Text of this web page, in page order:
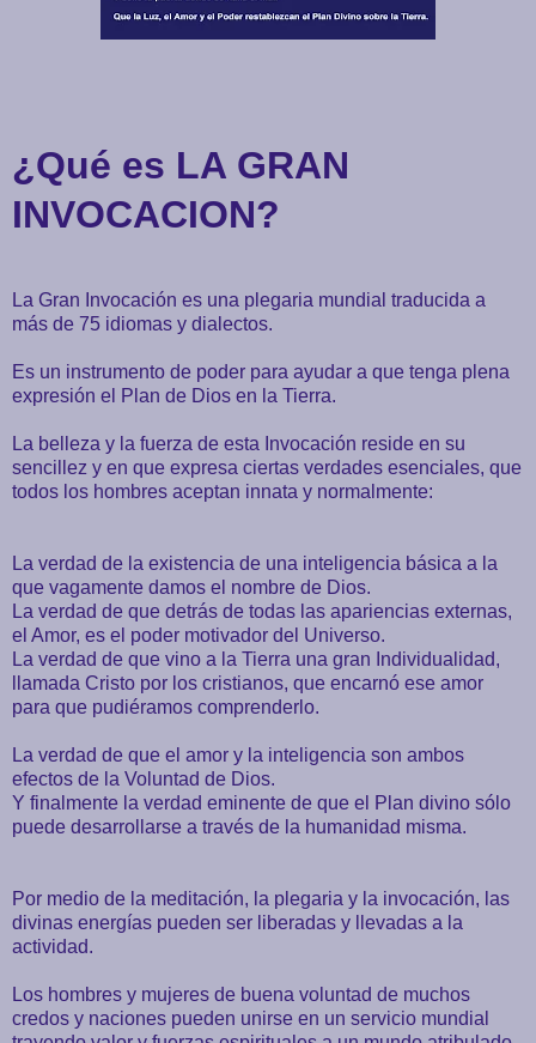
¿Qué es LA GRAN
INVOCACION?
La Gran Invocación es una plegaria mundial traducida a
más de 75 idiomas y dialectos.
Es un instrumento de poder para ayudar a que tenga plena
expresión el Plan de Dios en la Tierra.
La belleza y la fuerza de esta Invocación reside en su
sencillez y en que expresa ciertas verdades esenciales, que
todos los hombres aceptan innata y normalmente:
La verdad de la existencia de una inteligencia básica a la
que vagamente damos el nombre de Dios.
La verdad de que detrás de todas las apariencias externas,
el Amor, es el poder motivador del Universo.
La verdad de que vino a la Tierra una gran Individualidad,
llamada Cristo por los cristianos, que encarnó ese amor
para que pudiéramos comprenderlo.
La verdad de que el amor y la inteligencia son ambos
efectos de la Voluntad de Dios.
Y finalmente la verdad eminente de que el Plan divino sólo
puede desarrollarse a través de la humanidad misma.
Por medio de la meditación, la plegaria y la invocación, las
divinas energías pueden ser liberadas y llevadas a la
actividad.
Los hombres y mujeres de buena voluntad de muchos
credos y naciones pueden unirse en un servicio mundial